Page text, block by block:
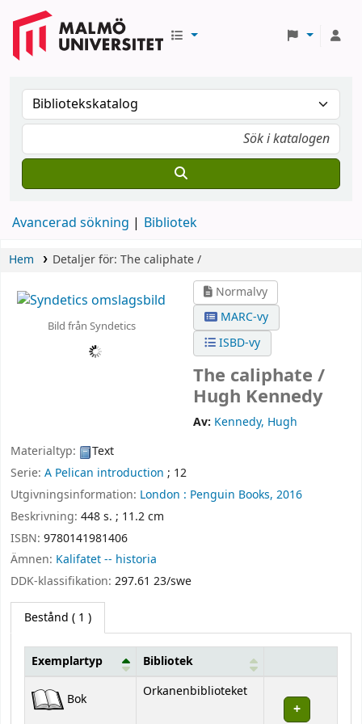
Avancerad sökning Bibliotek
Hem Detaljer för: The caliphate /
Bild från Syndetics
Normalvy
MARC-vy
ISBD-vy
The caliphate /
Hugh Kennedy
Av: Kennedy, Hugh
Materialtyp:
Text
Serie: A Pelican introduction ; 12
Utgivningsinformation: London : Penguin Books, 2016
Beskrivning: 448 s. ; 11.2 cm
ISBN: 9780141981406
Ämnen: Kalifatet -- historia
DDK-klassifikation: 297.61 23/swe
Bestånd ( 1 )
Bestånd
Exemplartyp Bibliotek
Bok Orkanenbiblioteket